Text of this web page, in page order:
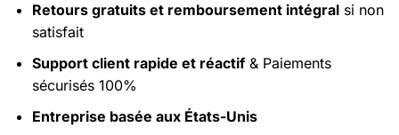
Retours gratuits et remboursement intégralsi non
satisfait
Support client rapide et réactif& Paiements
sécurisés 100%
Entreprise basée aux États-Unis